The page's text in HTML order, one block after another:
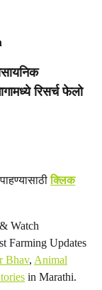
रिसर्च फेलो
क्लिक
& Watch
Farming Updates
Bhav, Animal
in Marathi.